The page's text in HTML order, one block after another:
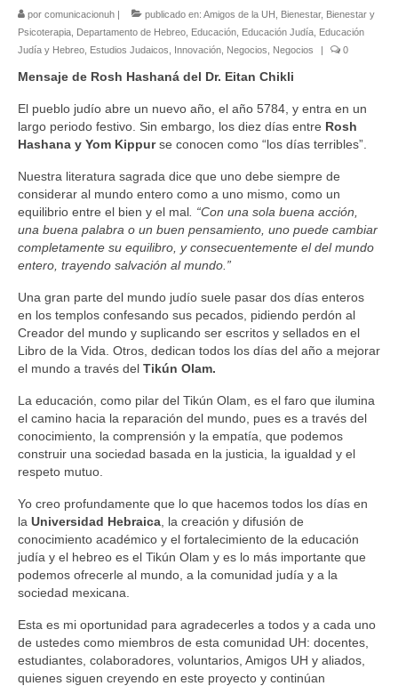
por comunicacionuh | publicado en: Amigos de la UH Bienestar, Bienestar y
Psicoterapia Departamento de Hebreo Educación Educación Judía Educación
Judía y Hebreo Estudios Judaicos Innovación Negocios Negocios | 0
Mensaje de Rosh Hashaná del Dr. Eitan Chikli
El pueblo judío abre un nuevo año, el año 5784, y entra en un
largo periodo festivo. Sin embargo, los diez días entre Rosh
Hashana y Yom Kippurse conocen como “los días terribles”.
Nuestra literatura sagrada dice que uno debe siempre de
considerar al mundo entero como a uno mismo, como un
equilibrio entre el bien y el mal . “Con una sola buena acción,
una buena palabra o un buen pensamiento, uno puede cambiar
completamente su equilibro, y consecuentemente el del mundo
entero, trayendo salvación al mundo.”
Una gran parte del mundo judío suele pasar dos días enteros
en los templos confesando sus pecados, pidiendo perdón al
Creador del mundo y suplicando ser escritos y sellados en el
Libro de la Vida. Otros, dedican todos los días del año a mejorar
el mundo a través del Tikún Olam.
La educación, como pilar del Tikún Olam, es el faro que ilumina
el camino hacia la reparación del mundo, pues es a través del
conocimiento, la comprensión y la empatía, que podemos
construir una sociedad basada en la justicia, la igualdad y el
respeto mutuo.
Yo creo profundamente que lo que hacemos todos los días en
la Universidad Hebraica , la creación y difusión de
conocimiento académico y el fortalecimiento de la educación
judía y el hebreo es el Tikún Olam y es lo más importante que
podemos ofrecerle al mundo, a la comunidad judía y a la
sociedad mexicana.
Esta es mi oportunidad para agradecerles a todos y a cada uno
de ustedes como miembros de esta comunidad UH: docentes,
estudiantes, colaboradores, voluntarios, Amigos UH y aliados,
quienes siguen creyendo en este proyecto y continúan